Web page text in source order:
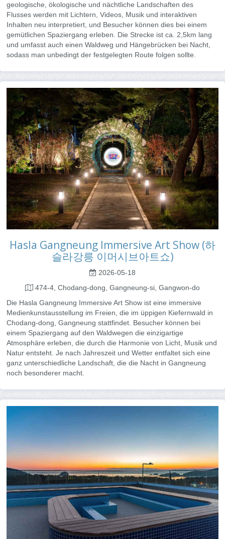
geologische, ökologische und nächtliche Landschaften des
Flusses werden mit Lichtern, Videos, Musik und interaktiven
Inhalten neu interpretiert, und Besucher können dies bei einem
gemütlichen Spaziergang erleben. Die Strecke ist ca. 2,5km lang
und umfasst auch einen Waldweg und Hängebrücken bei Nacht,
sodass man unbedingt der festgelegten Route folgen sollte.
Hasla Gangneung Immersive Art Show (하
슬라강릉 이머시브아트쇼)
2026-05-18
474-4, Chodang-dong, Gangneung-si, Gangwon-do
Die Hasla Gangneung Immersive Art Show ist eine immersive
Medienkunstausstellung im Freien, die im üppigen Kiefernwald in
Chodang-dong, Gangneung stattfindet. Besucher können bei
einem Spaziergang auf den Waldwegen die einzigartige
Atmosphäre erleben, die durch die Harmonie von Licht, Musik und
Natur entsteht. Je nach Jahreszeit und Wetter entfaltet sich eine
ganz unterschiedliche Landschaft, die die Nacht in Gangneung
noch besonderer macht.